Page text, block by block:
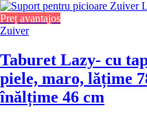
Preț avantajos
Zuiver
Taburet Lazy- cu
piele, maro, lățime
înălțime 46 cm